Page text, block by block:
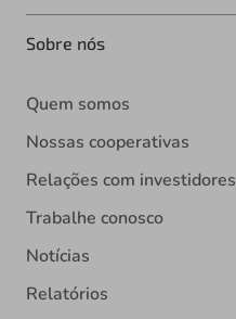
Sobre nós
Quem somos
Nossas cooperativas
Relações com investidores
Trabalhe conosco
Notícias
Relatórios